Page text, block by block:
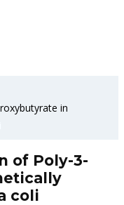
in
of Poly-3-
coli